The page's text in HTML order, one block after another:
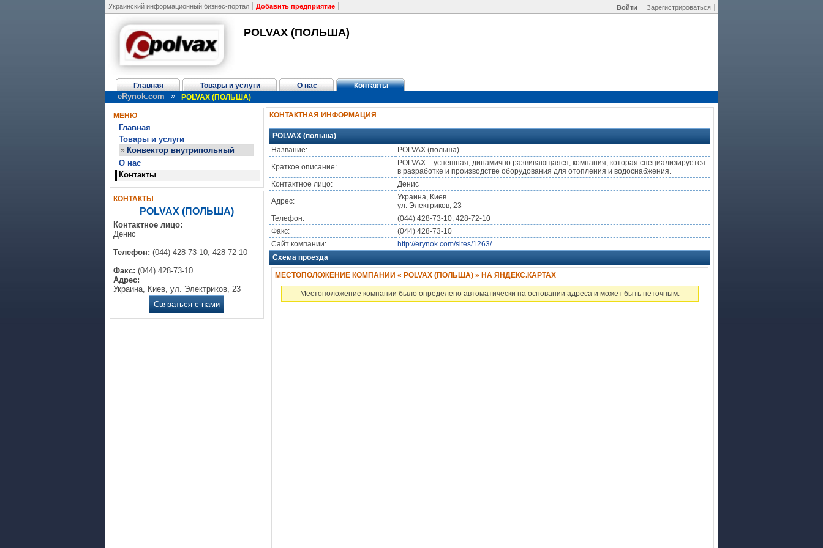
Войти Зарегистрироваться
Украинский информационный бизнес-портал Добавить предприятие
POLVAX (ПОЛЬША)
Главная Товары и услуги О нас Контакты
eRynok.com » POLVAX (ПОЛЬША)
МЕНЮ
Главная
Товары и услуги
» Конвектор внутрипольный
О нас
Контакты
КОНТАКТЫ
POLVAX (ПОЛЬША)
Контактное лицо:
Денис
Телефон: (044) 428-73-10, 428-72-10
Факс: (044) 428-73-10
Адрес:
Украина, Киев, ул. Электриков, 23
Связаться с нами
КОНТАКТНАЯ ИНФОРМАЦИЯ
POLVAX (польша)
Название:
POLVAX (польша)
Краткое описание:
POLVAX – успешная, динамично развивающаяся, компания, которая специализируется
в разработке и производстве оборудования для отопления и водоснабжения.
Контактное лицо:
Денис
Адрес:
Украина, Киев
ул. Электриков, 23
Телефон:
(044) 428-73-10, 428-72-10
Факс:
(044) 428-73-10
Сайт компании:
http://erynok.com/sites/1263/
Схема проезда
МЕСТОПОЛОЖЕНИЕ КОМПАНИИ « POLVAX (ПОЛЬША) » НА ЯНДЕКС.КАРТАХ
Местоположение компании было определено автоматически на основании адреса и может быть неточным.